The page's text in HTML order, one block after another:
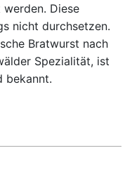
Diese
nicht durchsetzen.
Bratwurst nach
Spezialität, ist
bekannt.